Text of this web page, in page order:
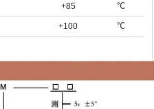
+85 ℃
+100 ℃